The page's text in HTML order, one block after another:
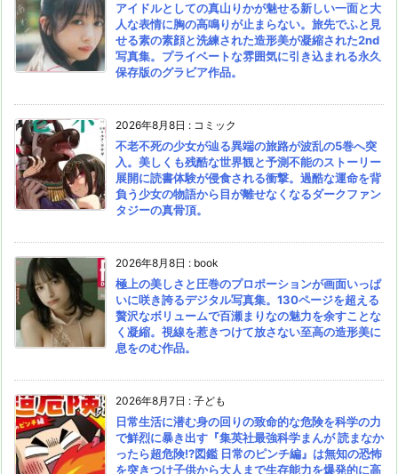
アイドルとしての真山りかが魅せる新しい一面と大
人な表情に胸の高鳴りが止まらない。旅先でふと見
せる素の素顔と洗練された造形美が凝縮された2nd
写真集。プライベートな雰囲気に引き込まれる永久
保存版のグラビア作品。
2026年8月8日 : コミック
不老不死の少女が辿る異端の旅路が波乱の5巻へ突
入。美しくも残酷な世界観と予測不能のストーリー
展開に読書体験が侵食される衝撃。過酷な運命を背
負う少女の物語から目が離せなくなるダークファン
タジーの真骨頂。
2026年8月8日 : book
極上の美しさと圧巻のプロポーションが画面いっぱ
いに咲き誇るデジタル写真集。130ページを超える
贅沢なボリュームで百瀬まりなの魅力を余すことな
く凝縮。視線を惹きつけて放さない至高の造形美に
息をのむ作品。
2026年8月7日 : 子ども
日常生活に潜む身の回りの致命的な危険を科学の力
で鮮烈に暴き出す『集英社最強科学まんが 読まなか
ったら超危険!?図鑑 日常のピンチ編』は無知の恐怖
を突きつけ子供から大人まで生存能力を爆発的に高